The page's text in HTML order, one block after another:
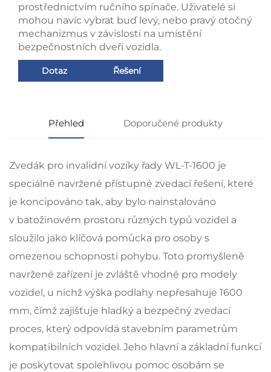
prostřednictvím ručního spínače. Uživatelé si
mohou navíc vybrat buď levý, nebo pravý otočný
mechanizmus v závislosti na umístění
bezpečnostních dveří vozidla.
Dotaz Řešení
Přehled Doporučené produkty
Zvedák pro invalidní vozíky řady WL-T-1600 je
speciálně navržené přístupné zvedací řešení, které
je koncipováno tak, aby bylo nainstalováno
v batožinovém prostoru různých typů vozidel a
sloužilo jako klíčová pomůcka pro osoby s
omezenou schopností pohybu. Toto promyšleně
navržené zařízení je zvláště vhodné pro modely
vozidel, u nichž výška podlahy nepřesahuje 1600
mm, čímž zajišťuje hladký a bezpečný zvedací
proces, který odpovídá stavebním parametrům
kompatibilních vozidel. Jeho hlavní a základní funkcí
je poskytovat spolehlivou pomoc osobám se